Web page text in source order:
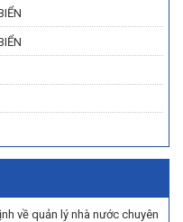
về quản lý nhà nước chuyên